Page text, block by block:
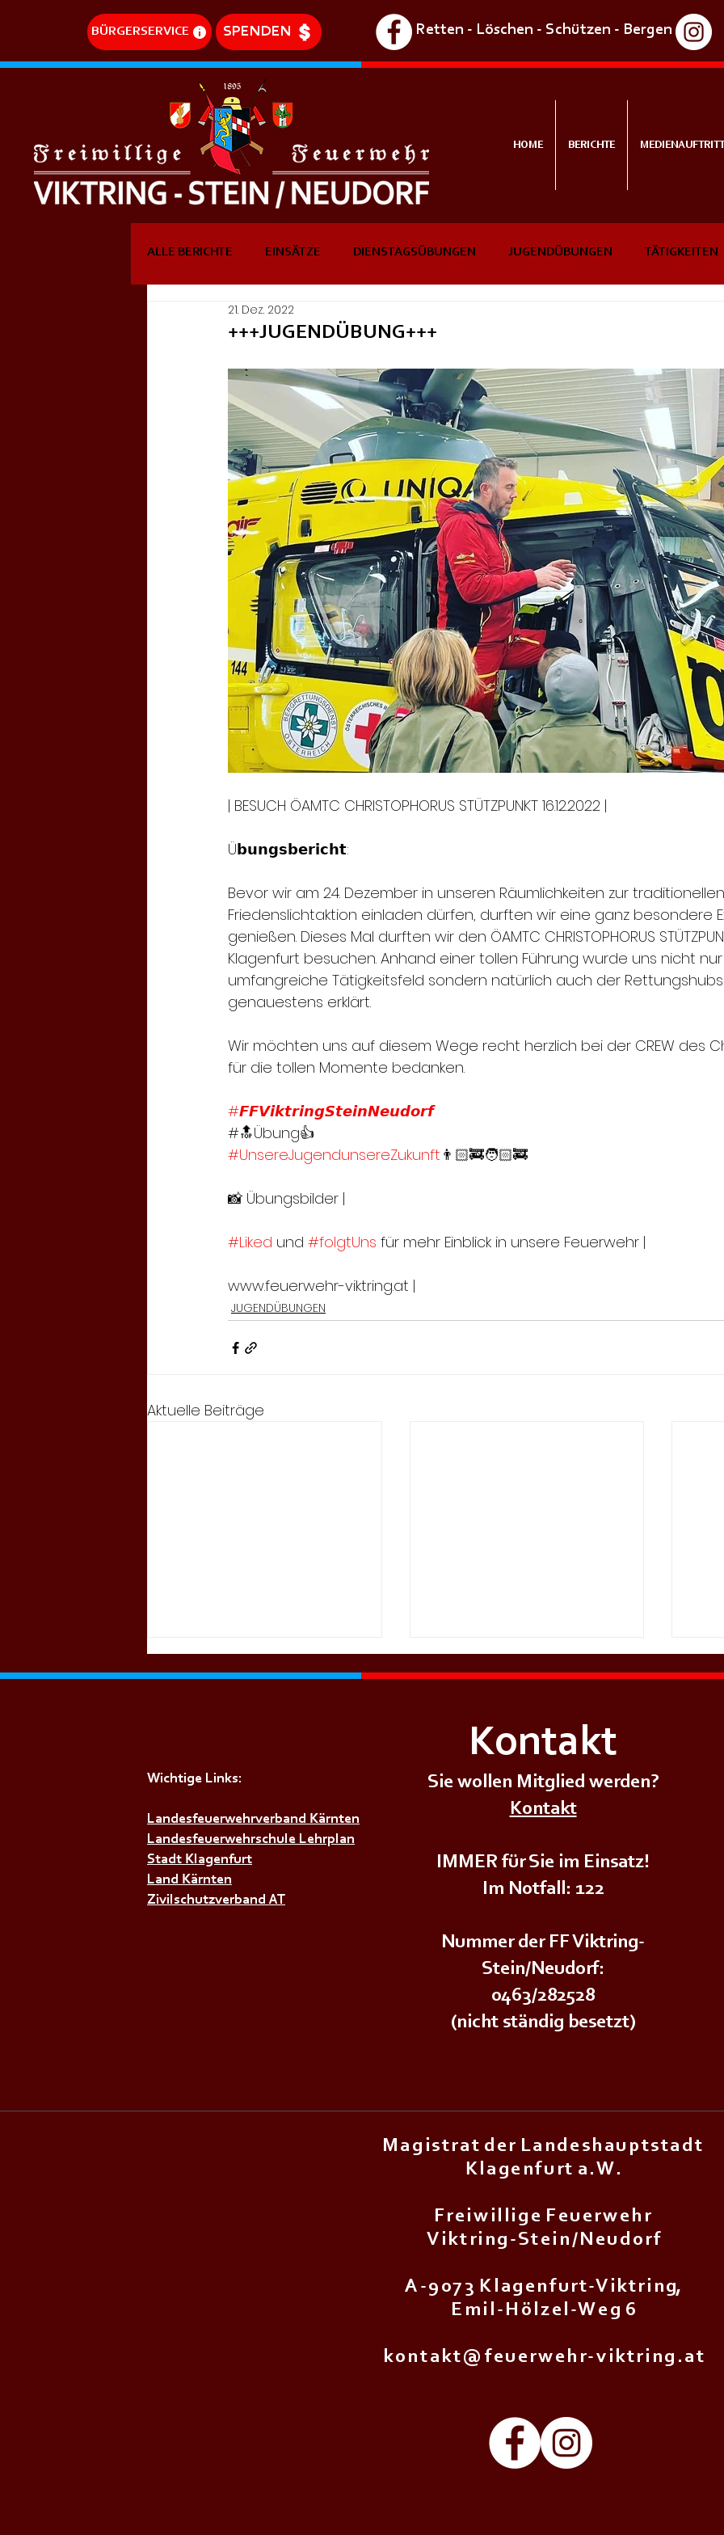
BÜRGERSERVICE SPENDEN Retten - Löschen - Schützen - Bergen
ALLE BERICHTE EINSÄTZE DIENSTAGSÜBUNGEN JUGENDÜBUNGEN TÄTIGKEITEN
DREHLEITEREINSÄTZE
+++JUGENDÜBUNG+++
21. Dez. 2022
| BESUCH ÖAMTC CHRISTOPHORUS STÜTZPUNKT 16.12.2022 |
Ü𝗯𝘂𝗻𝗴𝘀𝗯𝗲𝗿𝗶𝗰𝗵𝘁:
Bevor wir am 24. Dezember in unseren Räumlichkeiten zur traditionellen
Friedenslichtaktion einladen dürfen, durften wir eine ganz besondere
genießen. Dieses Mal durften wir den ÖAMTC CHRISTOPHORUS
Klagenfurt besuchen. Anhand einer tollen Führung wurde uns nicht
umfangreiche Tätigkeitsfeld sondern natürlich auch der
genauestens erklärt.
Wir möchten uns auf diesem Wege recht herzlich bei der CREW des
für die tollen Momente bedanken.
#𝙁𝙁𝙑𝙞𝙠𝙩𝙧𝙞𝙣𝙜𝙎𝙩𝙚𝙞𝙣𝙉𝙚𝙪𝙙𝙤𝙧𝙛
#🔝Übung👍
#UnsereJugendunsereZukunft 👨🏻‍🚒🧑🏻‍🚒
📸 Übungsbilder |
#Liked und #folgtUns für mehr Einblick in unsere Feuerwehr |
www.feuerwehr-viktring.at |
JUGENDÜBUNGEN
Aktuelle Beiträge
+++𝗝𝗨𝗚𝗘𝗡𝗗𝗙𝗘𝗨𝗘𝗥𝗪𝗘𝗛𝗥Ü𝗕𝗨𝗡𝗚+++
HOME BERICHTE
Kontakt
Wichtige Links:
Landesfeuerwehrverband Kärnten
Landesfeuerwehrschule Lehrplan
Stadt Klagenfurt
Land Kärnten
Zivilschutzverband AT
Sie wollen Mitglied werden?
Kontakt
IMMER für Sie im Einsatz!
Im Notfall: 122
Nummer der FF Viktring-
Stein/Neudorf:
0463/282528
(nicht ständig besetzt)
M a g i s t r a t d e r L a n d e s h a u p t s t a d t
K l a g e n f u r t a . W .
F r e i w i l l i g e F e u e r w e h r
V i k t r i n g - S t e i n / N e u d o r f
A - 9 0 7 3 K l a g e n f u r t - V i k t r i n g,
E m i l - H ö l z e l - W e g 6
k o n t a k t @ f e u e r w e h r - v i k t r i n g . a t